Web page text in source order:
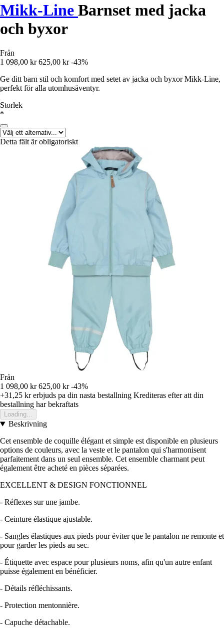
Mikk-Line Barnset med jacka
och byxor
Från
1 098,00 kr 625,00 kr -43%
Ge ditt barn stil och komfort med setet av jacka och byxor Mikk-Line,
perfekt för alla utomhusäventyr.
Storlek
*
Detta fält är obligatoriskt
Från
1 098,00 kr 625,00 kr -43%
+31,25 krerbjuds pa din nasta bestallning Krediteras efter att din
bestallning har bekraftats
Loading...
Beskrivning
Cet ensemble de coquille élégant et simple est disponible en plusieurs
options de couleurs, avec la veste et le pantalon qui s'harmonisent
parfaitement dans un seul ensemble. Cet ensemble charmant peut
également être acheté en pièces séparées.
EXCELLENT & DESIGN FONCTIONNEL
- Réflexes sur une jambe.
- Ceinture élastique ajustable.
- Sangles élastiques aux pieds pour éviter que le pantalon ne remonte et
pour garder les pieds au sec.
- Étiquette avec espace pour plusieurs noms, afin qu'un autre enfant
puisse également en bénéficier.
- Détails réfléchissants.
- Protection mentonnière.
- Capuche détachable.